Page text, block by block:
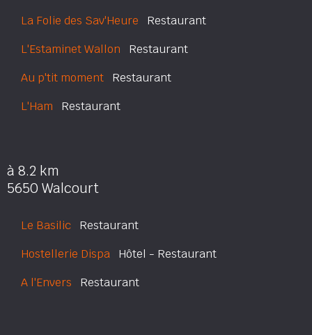
La Folie des Sav'Heure Restaurant
L'Estaminet Wallon Restaurant
Au p'tit moment Restaurant
L'Ham Restaurant
à 8.2 km
5650 Walcourt
Le Basilic Restaurant
Hostellerie Dispa Hôtel - Restaurant
A l'Envers Restaurant